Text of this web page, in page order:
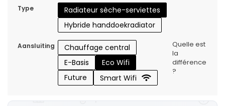
Type
Radiateur sèche-serviettes
Hybride handdoekradiator
Aansluiting
Chauffage central
E-Basis
Eco Wifi
Future
Smart Wifi
Quelle est
la
différence
?